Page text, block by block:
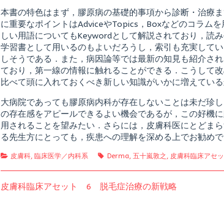
on
診
療
の
す
べ
て,
本書の特色はまず，膠原病の基礎的事項から診断・治療
に重要なポイントはAdviceやTopics，Boxなどのコラム
しい用語についてもKeywordとして解説されており，読
学習書として用いるのもよいだろうし，索引も充実して
しそうである．また，病因論等では最新の知見も紹介さ
ており，第一線の情報に触れることができる．こうして
比べて頭に入れておくべき新しい知識がいかに増えている
大病院であっても膠原病内科が存在しないことは未だ珍
の存在感をアピールできるよい機会であるが，この好機
用されることを望みたい．さらには，皮膚科医にとどま
る先生方にとっても，疾患への理解を深める上でお勧めで
Categories
皮膚科,臨床医学／内科系 Tags
Derma,五十嵐敦之 , 皮膚科臨床アセ
投
Previous
皮膚科臨床アセット 6 脱毛症治療の新戦略